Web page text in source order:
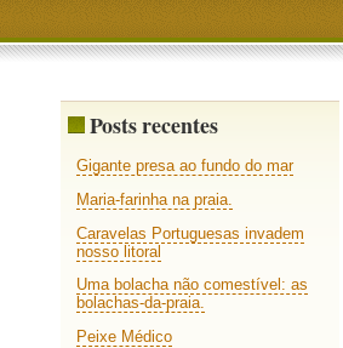
Posts recentes
Gigante presa ao fundo do mar
Maria-farinha na praia.
Caravelas Portuguesas invadem
nosso litoral
Uma bolacha não comestível: as
bolachas-da-praia.
Peixe Médico